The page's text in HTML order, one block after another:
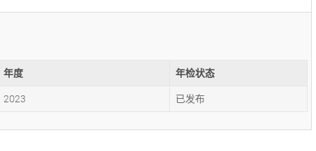
年度
年检状态
2023 已发布